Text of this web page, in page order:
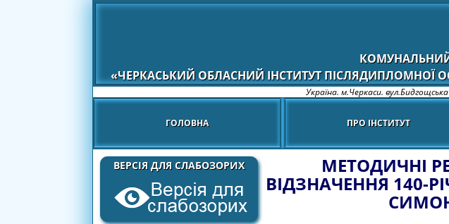
«ЧЕРКАСЬКИЙ ОБЛАСНИЙ ІНСТИТУТ ПІСЛЯДИПЛОМНОЇ
Україна. м.Черкаси.
ГОЛОВНА ПРО ІНСТИТУТ
ВЕРСІЯ ДЛЯ СЛАБОЗОРИХ МЕТОДИЧНІ
ВІДЗНАЧЕННЯ 140-